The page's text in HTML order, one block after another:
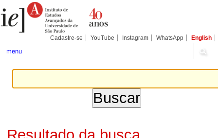
para
conteúdo.
Pessoais
Cadastre-se YouTube Instagram WhatsApp English
menu